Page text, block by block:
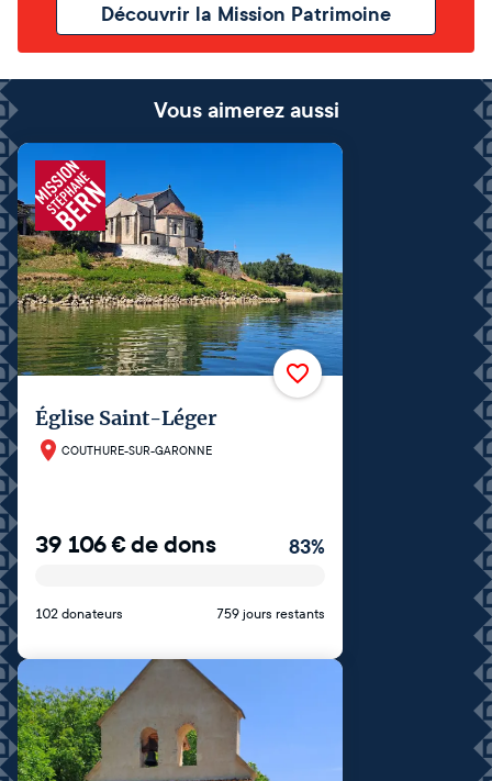
Découvrir la Mission Patrimoine
Vous aimerez aussi
Église Saint-Léger
COUTHURE-SUR-GARONNE
39 106€de dons 83%
102 donateurs 759 jours restants